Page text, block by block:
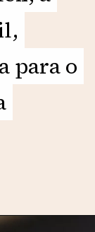
para o
para o